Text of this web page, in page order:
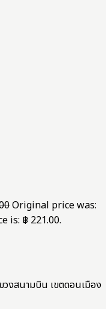
Original price was:
is: ฿ 221.00.
งสนามบิน เขตดอนเมือง